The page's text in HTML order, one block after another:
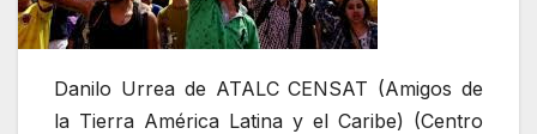
Danilo Urrea de ATALC CENSAT (Amigos de
la Tierra América Latina y el Caribe) (Centro